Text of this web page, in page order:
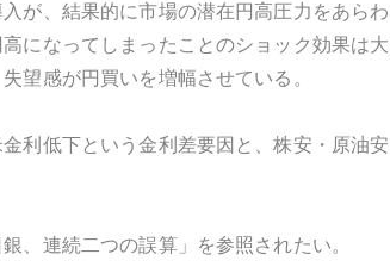
が、結果的に市場の潜在円高圧力をあら
になってしまったことのショック効果は
望感が円買いを増幅させている。
利低下という金利差要因と、株安・原油
、連続二つの誤算」を参照されたい。